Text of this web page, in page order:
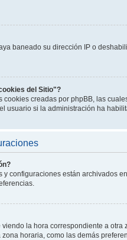
baneado su dirección IP o
del Sitio"?
creadas por phpBB, las
usuario si la administración ha
y configuraciones están archivados
la hora correspondiente a
horaria, como las demás